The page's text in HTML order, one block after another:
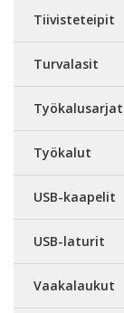
Tiivisteteipit
Turvalasit
Työkalusarjat
Työkalut
USB-kaapelit
USB-laturit
Vaakalaukut